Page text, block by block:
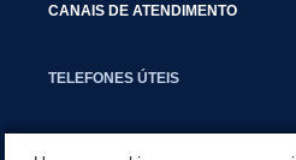
CANAIS DE ATENDIMENTO
TELEFONES ÚTEIS